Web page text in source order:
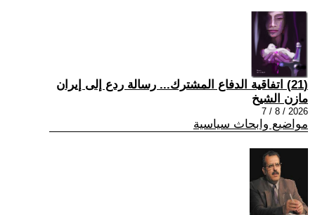
(21) اتفاقية الدفاع المشترك... رسالة ردع إلى إيران
مازن الشيخ
2026 / 8 / 7
مواضيع وابحاث سياسية